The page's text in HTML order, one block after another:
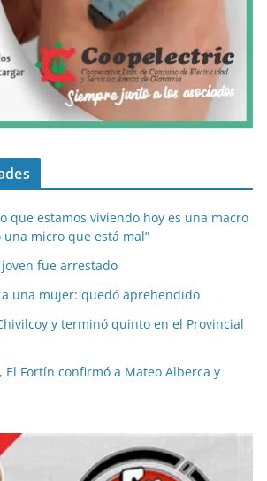
que estamos viviendo hoy es una macro
micro que está mal”
fue arrestado
una mujer: quedó aprehendido
y terminó quinto en el Provincial
El Fortín confirmó a Mateo Alberca y